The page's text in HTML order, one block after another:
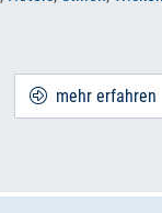
mehr erfahren